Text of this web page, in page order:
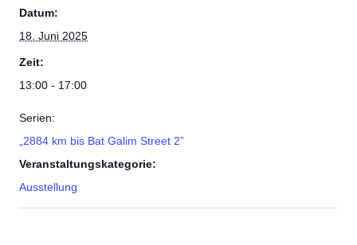
Datum:
18. Juni 2025
Zeit:
13:00 - 17:00
Serien:
„2884 km bis Bat Galim Street 2”
Veranstaltungskategorie:
Ausstellung